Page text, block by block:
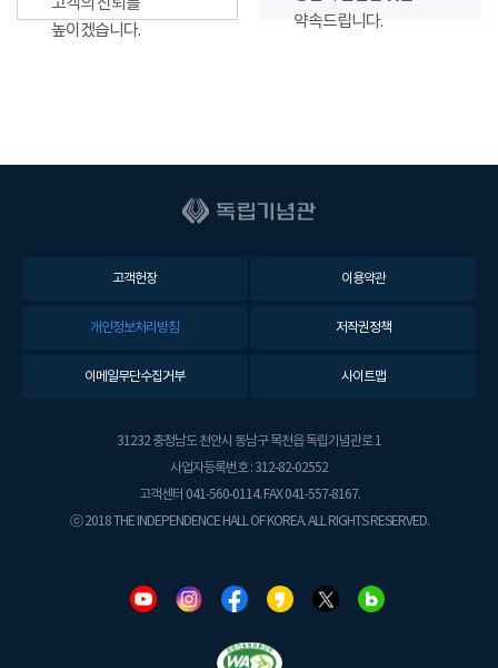
고객의 신뢰를
높이겠습니다.
약속드립니다.
고객헌장 이용약관
개인정보처리방침 저작권정책
이메일무단수집거부 사이트맵
31232 충청남도 천안시 동남구 목천읍 독립기념관로 1
사업자등록번호 : 312-82-02552
고객센터 041-560-0114. FAX 041-557-8167.
ⓒ 2018 THE INDEPENDENCE HALL OF KOREA. ALL RIGHTS RESERVED.